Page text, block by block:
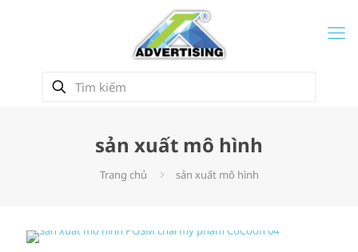
sản xuất mô hình
Trang chủ sản xuất mô hình